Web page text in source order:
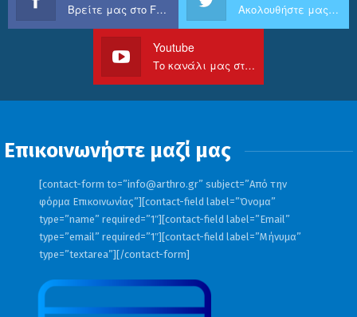
Βρείτε μας στο Facebook Ακολουθήστε μας στο Twitter
Youtube
Το κανάλι μας στο Youtube
Επικοινωνήστε μαζί μας
[contact-form to=”info@arthro.gr” subject=”Από την
φόρμα Επικοινωνίας”][contact-field label=”Όνομα”
type=”name” required=”1″][contact-field label=”Email”
type=”email” required=”1″][contact-field label=”Μήνυμα”
type=”textarea”][/contact-form]